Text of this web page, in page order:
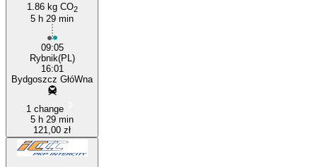
1.86 kg CO2
5 h 29 min
09:05
Rybnik(PL)
16:01
Bydgoszcz GłóWna
1 change
5 h 29 min
121,00 zł